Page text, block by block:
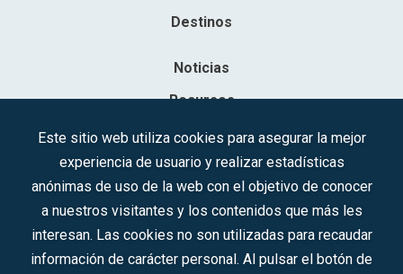
Destinos
Noticias
Recursos
Contacto
Sociedad Mercantil Estatal para la Gestión de la Innovación y las
Este sitio web utiliza cookies para asegurar la mejor
experiencia de usuario y realizar estadísticas
anónimas de uso de la web con el objetivo de conocer
a nuestros visitantes y los contenidos que más les
interesan. Las cookies no son utilizadas para recaudar
información de carácter personal. Al pulsar el botón de